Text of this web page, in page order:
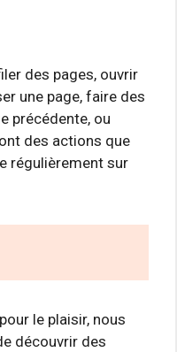
des pages, ouvrir
une page, faire des
précédente, ou
des actions que
régulièrement sur
le plaisir, nous
découvrir des